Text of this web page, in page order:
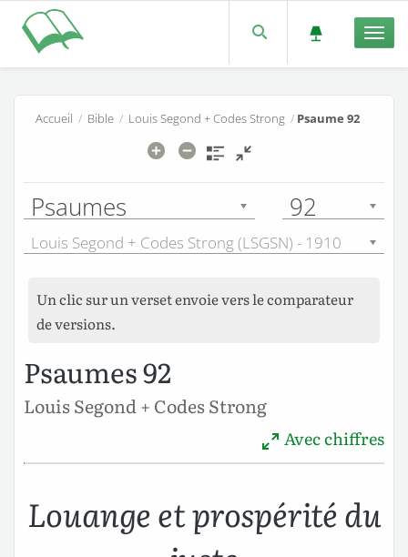
Accueil / Bible / Louis Segond + Codes Strong / Psaume 92
Psaumes 92
Louis Segond + Codes Strong (LSGSN) - 1910
Un clic sur un verset envoie vers le comparateur
de versions.
Psaumes 92
Louis Segond + Codes Strong
Avec chiffres
Louange et prospérité du